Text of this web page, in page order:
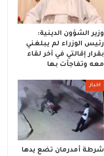
وزير الشؤون الدينية:
رئيس الوزراء لم يبلغني
بقرار إقالتي في آخر لقاء
معه وتفاجأت بها
اخبار
شرطة أمدرمان تضع يدها